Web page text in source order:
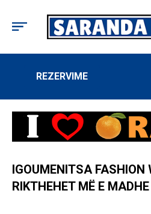
REZERVIME
IGOUMENITSA FASHION
RIKTHEHET MË E